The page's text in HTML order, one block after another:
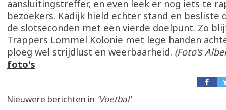
aansluitingstreffer, en even leek er nog iets te
bezoekers. Kadijk hield echter stand en besliste
de slotseconden met een vierde doelpunt. Zo
Trappers Lommel Kolonie met lege handen
ploeg wel strijdlust en weerbaarheid. (Foto's
foto's
Nieuwere berichten in 'Voetbal'